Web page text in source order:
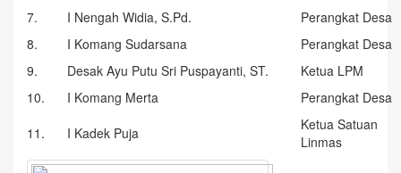
7.
I Nengah Widia, S.Pd.
Perangkat Desa
8.
I Komang Sudarsana
Perangkat Desa
9.
Desak Ayu Putu Sri Puspayanti, ST.
Ketua LPM
10.
I Komang Merta
Perangkat Desa
11.
I Kadek Puja
Ketua Satuan
Linmas